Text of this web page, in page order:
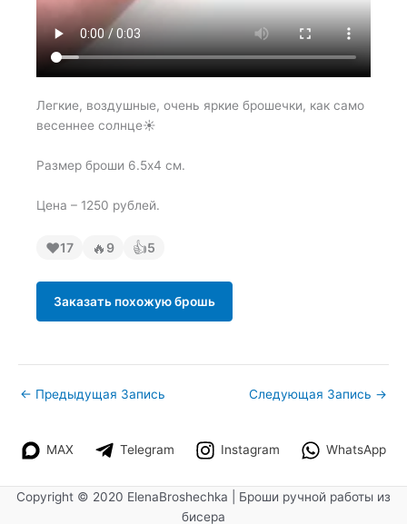
Легкие, воздушные, очень яркие брошечки, как само
весеннее солнце☀️
Размер броши 6.5х4 см.
Цена – 1250 рублей.
❤17 🔥 9 👍5
Заказать похожую брошь
← Предыдущая Запись Следующая Запись →
MAX Telegram Instagram WhatsApp
Copyright © 2020 ElenaBroshechka | Броши ручной работы из
бисера